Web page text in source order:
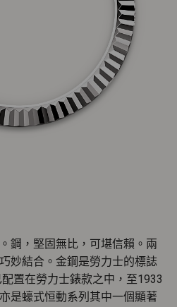
鋼，堅固無比，可堪信賴。兩
妙結合。金鋼是勞力士的標誌
置在勞力士錶款之中，至1933
是蠔式恒動系列其中一個顯著